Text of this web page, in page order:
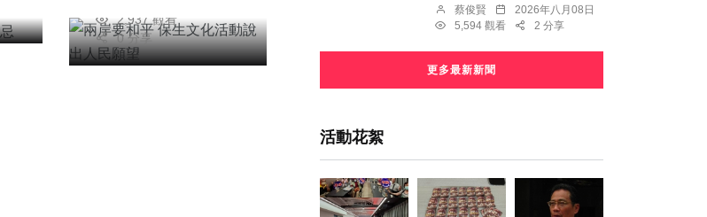
2,937 觀看
0 分享
蔡俊賢
2026年八月08日
5,594 觀看
2 分享
更多最新新聞
活動花絮